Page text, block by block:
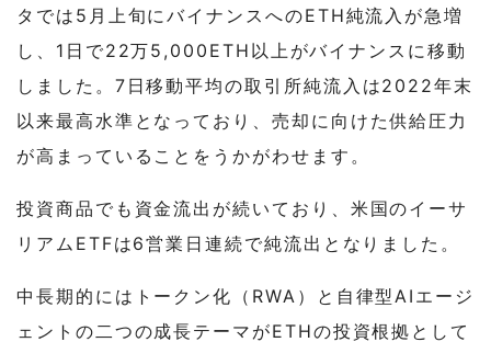
タでは5月上旬にバイナンスへのETH純流入が急増
し、1日で22万5,000ETH以上がバイナンスに移動
しました。7日移動平均の取引所純流入は2022年末
以来最高水準となっており、売却に向けた供給圧力
が高まっていることをうかがわせます。
投資商品でも資金流出が続いており、米国のイーサ
リアムETFは6営業日連続で純流出となりました。
中長期的にはトークン化（RWA）と自律型AIエージ
ェントの二つの成長テーマがETHの投資根拠として